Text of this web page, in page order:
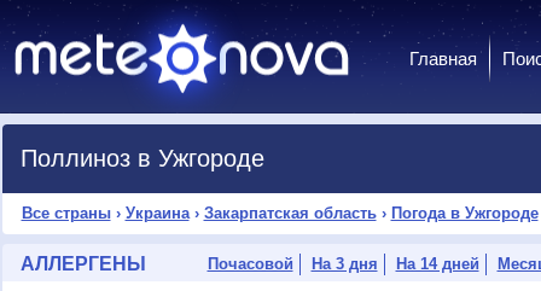
Главная
Поллиноз в Ужгороде
Все страны› Украина› Закарпатская область› Погода в Ужгороде
АЛЛЕРГЕНЫ Почасовой На 3 дня На 14 дней